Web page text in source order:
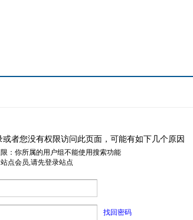
或者您没有权限访问此页面，可能有如下几个原因
：你所属的用户组不能使用搜索功能
点会员,请先登录站点
找回密码